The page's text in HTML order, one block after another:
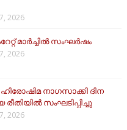
2026
മാര്‍ച്ചില്‍ സംഘര്‍ഷം
2026
നാഗസാക്കി ദിന
സംഘടിപ്പിച്ചു
2026